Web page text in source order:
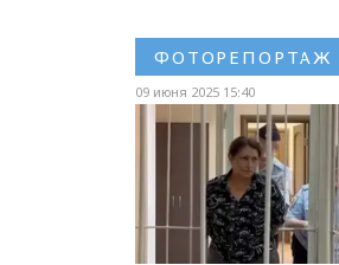
ФОТОРЕПОРТАЖ
09 июня 2025 15:40